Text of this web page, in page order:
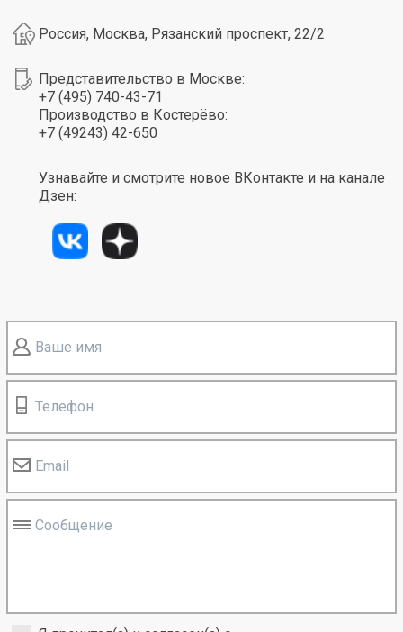
Россия, Москва, Рязанский проспект, 22/2
Представительство в Москве:
+7 (495) 740-43-71
Производство в Костерёво:
+7 (49243) 42-650
Узнавайте и смотрите новое ВКонтакте и на канале
Дзен:
Ваше имя
Телефон
Email
Сообщение